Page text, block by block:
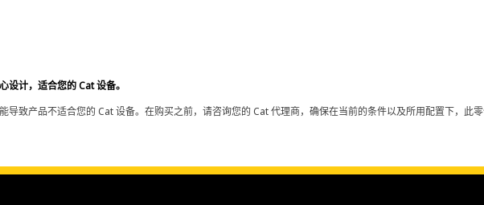
设计，适合您的 Cat 设备。
导致产品不适合您的 Cat 设备。在购买之前，请咨询您的 Cat 代理商，确保在当前的条件以及所用配置下，此